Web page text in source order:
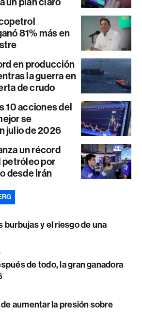
81% más en
en producción
la guerra en
de crudo
10 acciones del
se
julio de 2026
un récord
petróleo por
desde Irán
burbujas y el riesgo de una
de todo, la gran ganadora
aumentar la presión sobre